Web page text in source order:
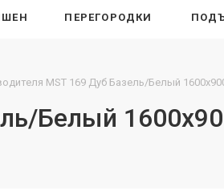
ПЕРЕГОРОДКИ
MST 169 Дуб Базель/Белый
Белый